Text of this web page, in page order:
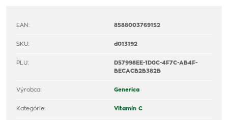
EAN: 8588003769152
SKU: d013192
PLU:
D57998EE-1D0C-4F7C-AB4F-
BECACB2B382B
Výrobca: Generica
Kategórie: Vitamín C